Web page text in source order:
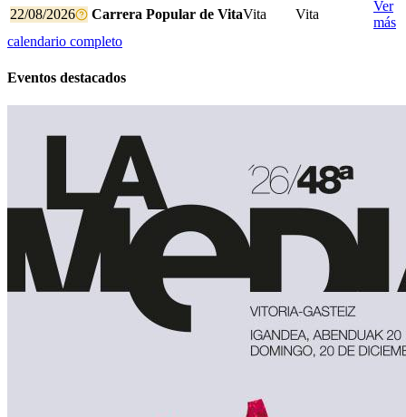
22/08/2026
Carrera Popular de VitaVita Vita
Ver
más
calendario completo
Eventos destacados